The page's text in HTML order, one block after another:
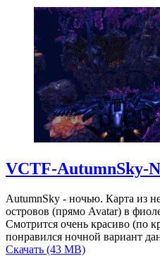
VCTF-AutumnSky-
AutumnSky - ночью. Карта из
островов (прямо Avatar) в
Смотрится очень красиво (по
понравился ночной вариант
Скачать (43 MB)